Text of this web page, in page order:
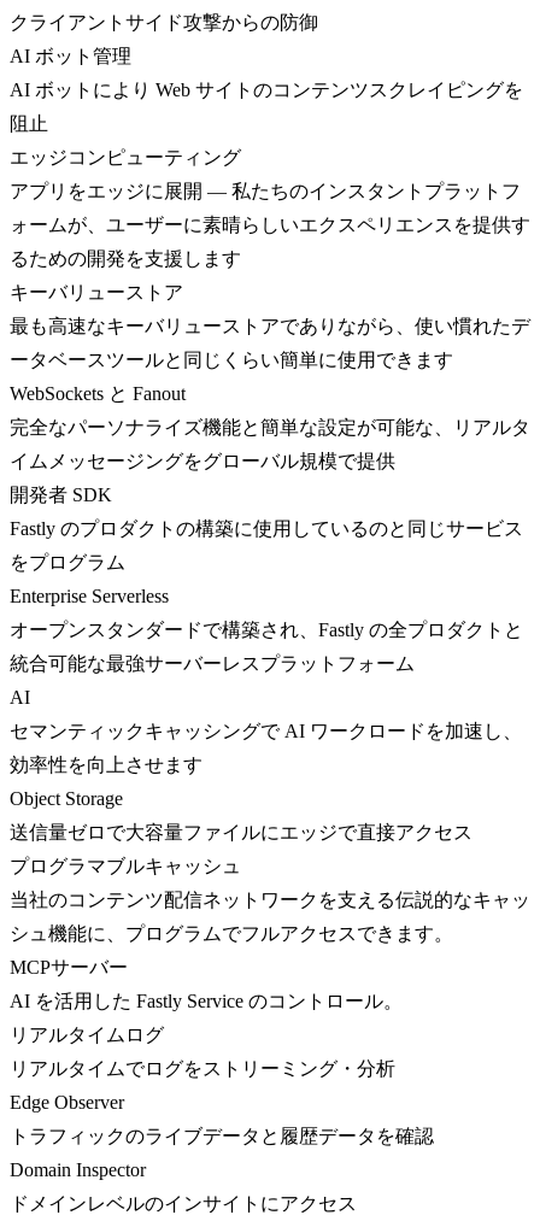
クライアントサイド攻撃からの防御
AI ボット管理
AI ボットにより Web サイトのコンテンツスクレイピングを
阻止
エッジコンピューティング
アプリをエッジに展開 — 私たちのインスタントプラットフ
ォームが、ユーザーに素晴らしいエクスペリエンスを提供す
るための開発を支援します
キーバリューストア
最も高速なキーバリューストアでありながら、使い慣れたデ
ータベースツールと同じくらい簡単に使用できます
WebSockets と Fanout
完全なパーソナライズ機能と簡単な設定が可能な、リアルタ
イムメッセージングをグローバル規模で提供
開発者 SDK
Fastly のプロダクトの構築に使用しているのと同じサービス
をプログラム
Enterprise Serverless
オープンスタンダードで構築され、Fastly の全プロダクトと
統合可能な最強サーバーレスプラットフォーム
AI
セマンティックキャッシングで AI ワークロードを加速し、
効率性を向上させます
Object Storage
送信量ゼロで大容量ファイルにエッジで直接アクセス
プログラマブルキャッシュ
当社のコンテンツ配信ネットワークを支える伝説的なキャッ
シュ機能に、プログラムでフルアクセスできます。
MCPサーバー
AI を活用した Fastly Service のコントロール。
リアルタイムログ
リアルタイムでログをストリーミング・分析
Edge Observer
トラフィックのライブデータと履歴データを確認
Domain Inspector
ドメインレベルのインサイトにアクセス